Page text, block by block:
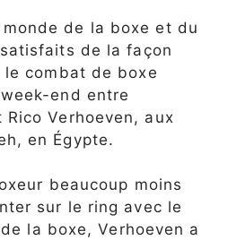
de la boxe et du
de la façon
le combat de boxe
end entre
Verhoeven, aux
en Égypte.
beaucoup moins
sur le ring avec le
la boxe, Verhoeven a